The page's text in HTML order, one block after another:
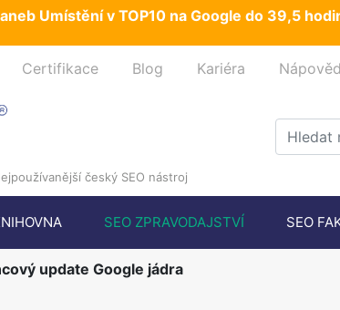
Umístění v TOP10 na Google do 39,5
Certifikace Blog Kariéra
český SEO nástroj
SEO ZPRAVODAJSTVÍ SEO
update Google jádra